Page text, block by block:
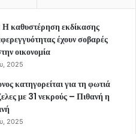
Η καθυστέρηση εκδίκασης
έχουν σοβαρές
οικονομία
2025
κατηγορείται για τη φωτιά
με 31 νεκρούς – Πιθανή η
2025